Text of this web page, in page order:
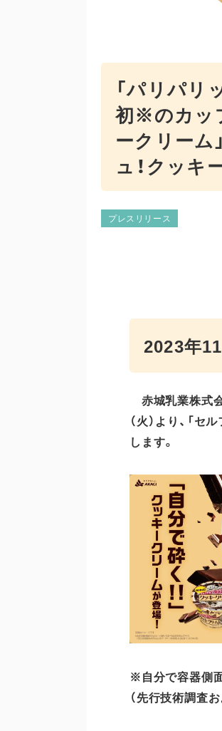
「パリパリ
初※のカッ
ークリーム
ュ！クッキ
プレスリリース
2023年
赤城乳業株式
（火）より、「
します。
※自分で容器側
（先行技術調査